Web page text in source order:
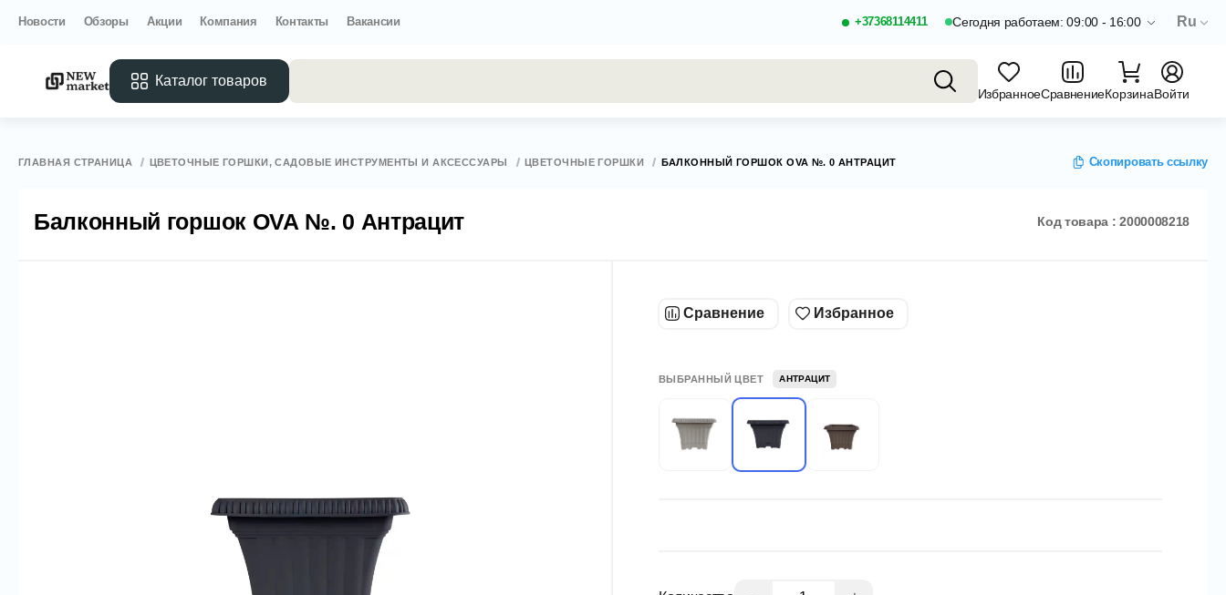
Новости Обзоры Акции Компания Контакты Вакансии +37368114411 Сегодня работаем: 09:00 - 16:00 Ru
Каталог товаров
ИзбранноеСравнениеКорзинаВойти
ГЛАВНАЯ СТРАНИЦА ЦВЕТОЧНЫЕ ГОРШКИ, САДОВЫЕ ИНСТРУМЕНТЫ И АКСЕССУАРЫ ЦВЕТОЧНЫЕ ГОРШКИ БАЛКОННЫЙ ГОРШОК OVA №. 0 АНТРАЦИТ Скопировать ссылку
Балконный горшок OVA №. 0 Антрацит Код товара : 2000008218
Сравнение Избранное
ВЫБРАННЫЙ ЦВЕТ АНТРАЦИТ